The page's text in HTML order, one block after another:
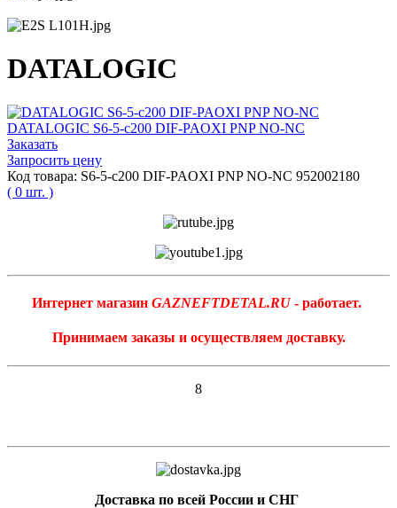
DATALOGIC
DATALOGIC S6-5-c200 DIF-PAOXI PNP NO-NC
Заказать
Запросить цену
Код товара: S6-5-c200 DIF-PAOXI PNP NO-NC 952002180
( 0 шт. )
Интернет магазин GAZNEFTDETAL.RU- работает.
Принимаем заказы и осуществляем доставку.
8
Доставка по всей России и СНГ